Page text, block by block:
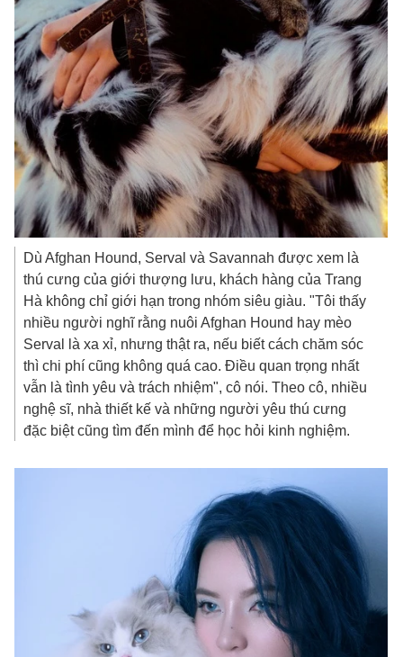
Dù Afghan Hound, Serval và Savannah được xem là
thú cưng của giới thượng lưu, khách hàng của Trang
Hà không chỉ giới hạn trong nhóm siêu giàu. "Tôi thấy
nhiều người nghĩ rằng nuôi Afghan Hound hay mèo
Serval là xa xỉ, nhưng thật ra, nếu biết cách chăm sóc
thì chi phí cũng không quá cao. Điều quan trọng nhất
vẫn là tình yêu và trách nhiệm", cô nói. Theo cô, nhiều
nghệ sĩ, nhà thiết kế và những người yêu thú cưng
đặc biệt cũng tìm đến mình để học hỏi kinh nghiệm.